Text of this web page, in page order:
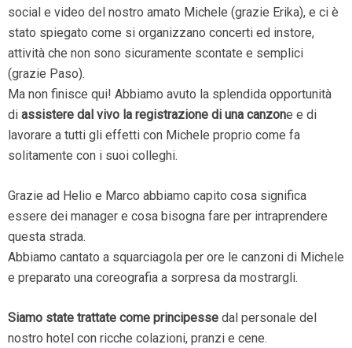
social e video del nostro amato Michele (grazie Erika), e ci è
stato spiegato come si organizzano concerti ed instore,
attività che non sono sicuramente scontate e semplici
(grazie Paso).
Ma non finisce qui! Abbiamo avuto la splendida opportunità
di assistere dal vivo la registrazione di una canzone e di
lavorare a tutti gli effetti con Michele proprio come fa
solitamente con i suoi colleghi.
Grazie ad Helio e Marco abbiamo capito cosa significa
essere dei manager e cosa bisogna fare per intraprendere
questa strada.
Abbiamo cantato a squarciagola per ore le canzoni di Michele
e preparato una coreografia a sorpresa da mostrargli.
Siamo state trattate come principesse dal personale del
nostro hotel con ricche colazioni, pranzi e cene.